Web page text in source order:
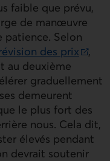
faible que prévu,
de manœuvre
patience. Selon
des prix
,
au deuxième
graduellement
demeurent
le plus fort des
nous. Cela dit,
élevés pendant
devrait soutenir